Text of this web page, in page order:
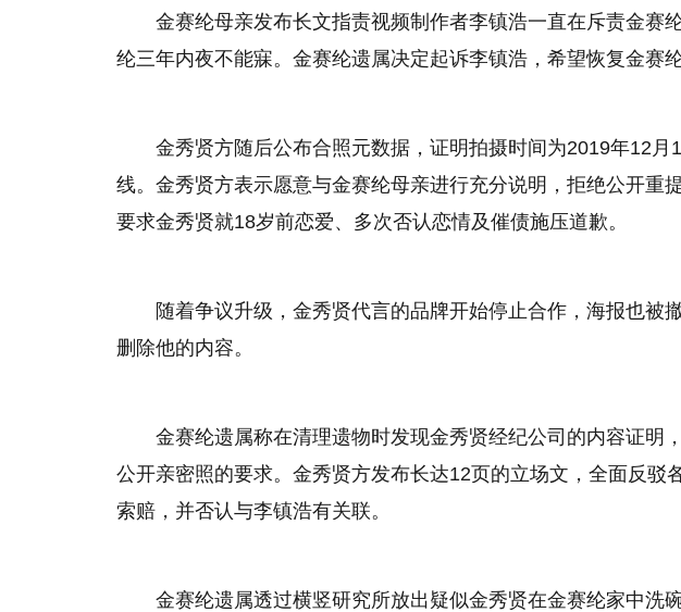
金赛纶母亲发布长文指责视频制作者李镇浩一直在斥责金赛
纶三年内夜不能寐。金赛纶遗属决定起诉李镇浩，希望恢复金赛纶
金秀贤方随后公布合照元数据，证明拍摄时间为2019年12月
线。金秀贤方表示愿意与金赛纶母亲进行充分说明，拒绝公开重
要求金秀贤就18岁前恋爱、多次否认恋情及催债施压道歉。
随着争议升级，金秀贤代言的品牌开始停止合作，海报也被
删除他的内容。
金赛纶遗属称在清理遗物时发现金秀贤经纪公司的内容证明
公开亲密照的要求。金秀贤方发布长达12页的立场文，全面反驳
索赔，并否认与李镇浩有关联。
金赛纶遗属透过横竖研究所放出疑似金秀贤在金赛纶家中洗